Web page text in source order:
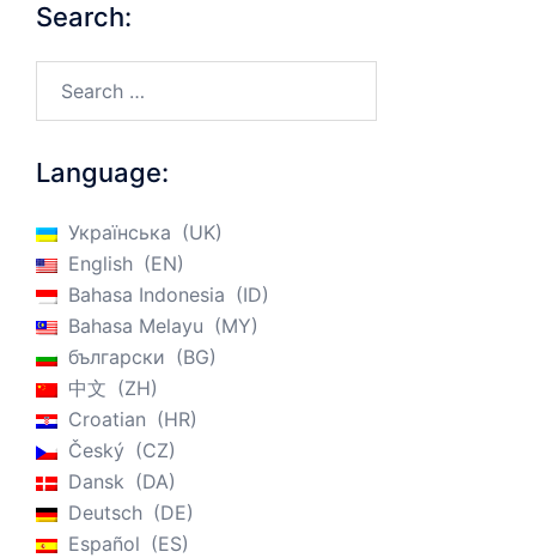
Search:
Language:
Українська
UK
English
EN
Bahasa Indonesia
ID
Bahasa Melayu
MY
български
BG
中文
ZH
Croatian
HR
Český
CZ
Dansk
DA
Deutsch
DE
Español
ES